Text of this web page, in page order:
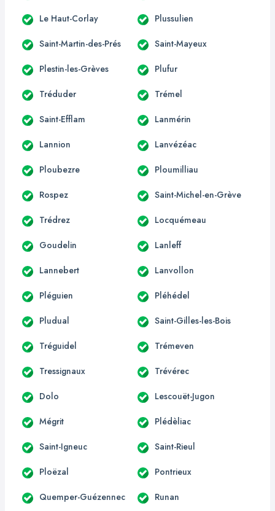
Le Haut-Corlay Plussulien
Saint-Martin-des-Prés Saint-Mayeux
Plestin-les-Grèves Plufur
Tréduder Trémel
Saint-Efflam Lanmérin
Lannion Lanvézéac
Ploubezre Ploumilliau
Rospez Saint-Michel-en-Grève
Trédrez Locquémeau
Goudelin Lanleff
Lannebert Lanvollon
Pléguien Pléhédel
Pludual Saint-Gilles-les-Bois
Tréguidel Trémeven
Tressignaux Trévérec
Dolo Lescouët-Jugon
Mégrit Plédèliac
Saint-Igneuc Saint-Rieul
Ploëzal Pontrieux
Quemper-Guézennec Runan